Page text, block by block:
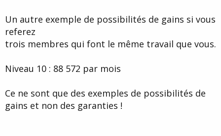
Un autre exemple de possibilités de gains si vous
referez
trois membres qui font le même travail que vous.
Niveau 10 : 88 572 par mois
Ce ne sont que des exemples de possibilités de
gains et non des garanties !